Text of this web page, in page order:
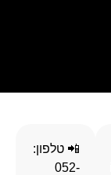
📲 טלפון:
052-